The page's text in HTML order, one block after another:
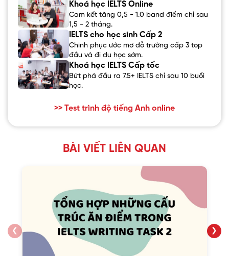
Khoá học IELTS Online
Cam kết tăng 0,5 - 1.0 band điểm chỉ sau
1,5 - 2 tháng.
IELTS cho học sinh Cấp 2
Chinh phục ước mơ đỗ trường cấp 3 top
đầu và đi du học sớm.
Khoá học IELTS Cấp tốc
Bứt phá đầu ra 7.5+ IELTS chỉ sau 10 buổi
học.
>> Test trình độ tiếng Anh online
BÀI VIẾT LIÊN QUAN
❮ ❯